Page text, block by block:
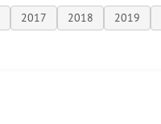
2017 2018 2019